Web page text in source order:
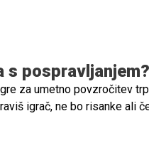
s pospravljanjem?
za umetno povzročitev
igrač, ne bo risanke ali